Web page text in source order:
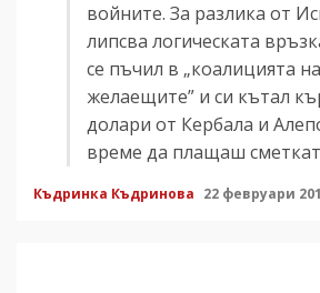
войните. За разлика от
липсва логическата
се пъчил в „коалицията на
желаещите” и си кътал
долари от Кербала и
време да плащаш
Къдринка Къдринова 22 февруари